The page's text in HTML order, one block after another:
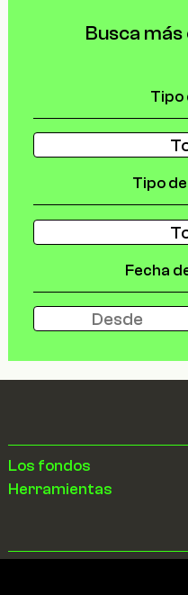
Busca
Tipo
Tipo
Fecha
Los fondos
Herramientas